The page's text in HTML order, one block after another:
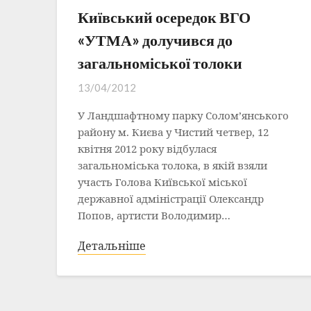
Київський осередок ВГО
«УТМА» долучився до
загальноміської толоки
13/04/2012
У Ландшафтному парку Солом’янського
району м. Києва у Чистий четвер, 12
квітня 2012 року відбулася
загальноміська толока, в якій взяли
участь Голова Київської міської
державної адміністрації Олександр
Попов, артисти Володимир…
Детальніше